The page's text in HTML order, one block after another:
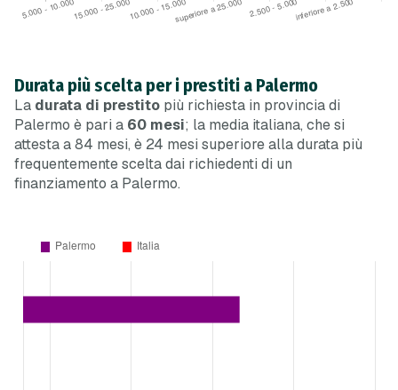
Durata più scelta per i prestiti a Palermo
La durata di prestito più richiesta in provincia di
Palermo è pari a 60 mesi; la media italiana, che si
attesta a 84 mesi, è 24 mesi superiorealla durata più
frequentemente scelta dai richiedenti di un
finanziamento a Palermo.